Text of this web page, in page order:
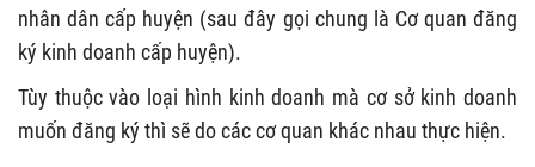
nhân dân cấp huyện (sau đây gọi chung là Cơ quan đăng
ký kinh doanh cấp huyện).
Tùy thuộc vào loại hình kinh doanh mà cơ sở kinh doanh
muốn đăng ký thì sẽ do các cơ quan khác nhau thực hiện.